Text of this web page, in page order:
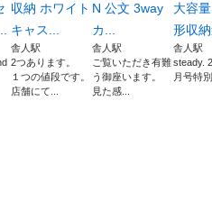
収納 ホワイト
キャス...
舎人駅
2つあります。
１つの値段です。
店舗にて...
N 公文 3way
カ...
舎人駅
ご覧いただき有難
う御座います。
見た感...
大容
形収
舎人駅
steady.
月号特